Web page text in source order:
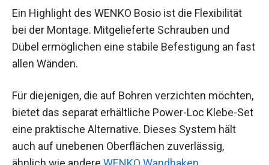
Ein Highlight des WENKO Bosio ist die Flexibilität
bei der Montage. Mitgelieferte Schrauben und
Dübel ermöglichen eine stabile Befestigung an fast
allen Wänden.
Für diejenigen, die auf Bohren verzichten möchten,
bietet das separat erhältliche Power-Loc Klebe-Set
eine praktische Alternative. Dieses System hält
auch auf unebenen Oberflächen zuverlässig,